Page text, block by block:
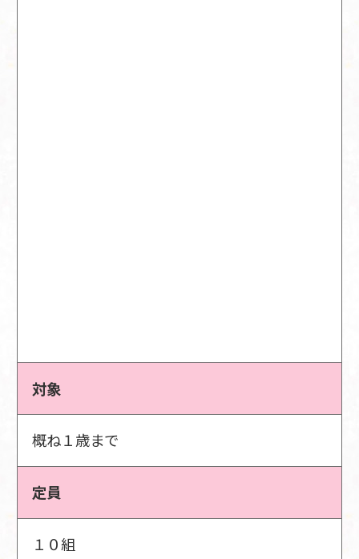
対象
概ね１歳まで
定員
１０組